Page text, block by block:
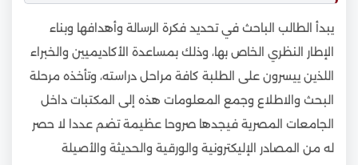
يبدأ الطالب الباحث في تحديد فكرة الرسالة وأهدافها وبناء
الإطار النظري الخاص بها، وذلك بمساعدة الأكاديميين والخبراء
اللذين ييسرون على الطلبة كافة مراحل دراسته، وتأخذه مرحلة
البحث والاطلاع وجمع المعلومات هذه إلى المكتبات داخل
الجامعات المصرية فيجدها صروحا عظيمة تضم عددا لا حصر
له من المصادر الإليكترونية والورقية والحديثة والأصيلة